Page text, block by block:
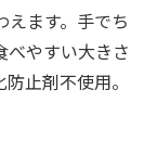
ます。手でち
べやすい大きさ
止剤不使用。